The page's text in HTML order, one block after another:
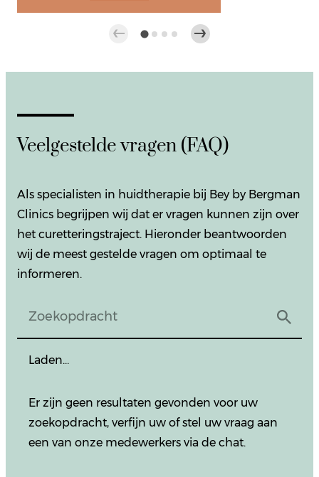
Veelgestelde vragen (FAQ)
Als specialisten in huidtherapie bij Bey by Bergman
Clinics begrijpen wij dat er vragen kunnen zijn over
het curetteringstraject. Hieronder beantwoorden
wij de meest gestelde vragen om optimaal te
informeren.
Laden…
Er zijn geen resultaten gevonden voor uw
zoekopdracht, verfijn uw of stel uw vraag aan
een van onze medewerkers via de chat.